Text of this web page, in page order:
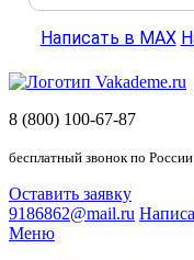
Написать в MAX
8 (800) 100-67-87
бесплатный звонок по России
Оставить заявку
9186862@mail.ru
Меню